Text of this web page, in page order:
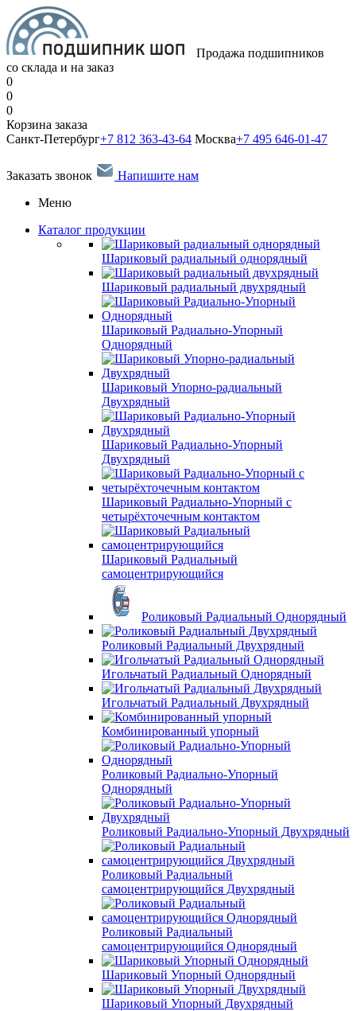
Продажа подшипников
со склада и на заказ
0
0
0
Корзина заказа
Санкт-Петербург+7 812 363-43-64 Москва+7 495 646-01-47
Заказать звонок
Напишите нам
Меню
Каталог продукции
Шариковый радиальный однорядный
Шариковый радиальный двухрядный
Шариковый Радиально-Упорный
Однорядный
Шариковый Упорно-радиальный
Двухрядный
Шариковый Радиально-Упорный
Двухрядный
Шариковый Радиально-Упорный с
четырёхточечным контактом
Шариковый Радиальный
самоцентрирующийся
Роликовый Радиальный Однорядный
Роликовый Радиальный Двухрядный
Игольчатый Радиальный Однорядный
Игольчатый Радиальный Двухрядный
Комбинированный упорный
Роликовый Радиально-Упорный
Однорядный
Роликовый Радиально-Упорный Двухрядный
Роликовый Радиальный
самоцентрирующийся Двухрядный
Роликовый Радиальный
самоцентрирующийся Однорядный
Шариковый Упорный Однорядный
Шариковый Упорный Двухрядный